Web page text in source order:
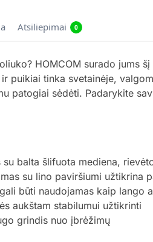
Atsiliepimai 0
HOMCOM surado jums
puikiai tinka svetainėje,
patogiai sėdėti. Padarykite
balta šlifuota mediena,
su lino paviršiumi užtikrina
būti naudojamas kaip lango
aukštam stabilumui užtikrinti
grindis nuo įbrėžimų